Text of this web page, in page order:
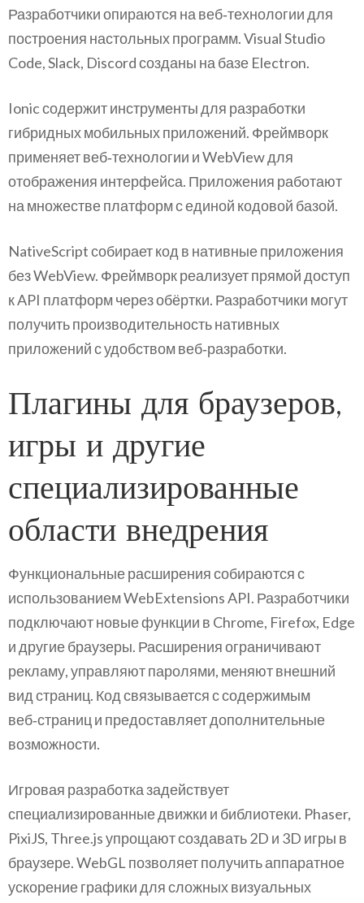
Разработчики опираются на веб‑технологии для
построения настольных программ. Visual Studio
Code, Slack, Discord созданы на базе Electron.
Ionic содержит инструменты для разработки
гибридных мобильных приложений. Фреймворк
применяет веб‑технологии и WebView для
отображения интерфейса. Приложения работают
на множестве платформ с единой кодовой базой.
NativeScript собирает код в нативные приложения
без WebView. Фреймворк реализует прямой доступ
к API платформ через обёртки. Разработчики могут
получить производительность нативных
приложений с удобством веб‑разработки.
Плагины для браузеров,
игры и другие
специализированные
области внедрения
Функциональные расширения собираются с
использованием WebExtensions API. Разработчики
подключают новые функции в Chrome, Firefox, Edge
и другие браузеры. Расширения ограничивают
рекламу, управляют паролями, меняют внешний
вид страниц. Код связывается с содержимым
веб‑страниц и предоставляет дополнительные
возможности.
Игровая разработка задействует
специализированные движки и библиотеки. Phaser,
PixiJS, Three.js упрощают создавать 2D и 3D игры в
браузере. WebGL позволяет получить аппаратное
ускорение графики для сложных визуальных